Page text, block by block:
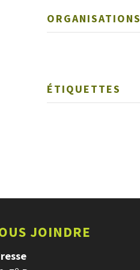
ORGANISATIONS
ÉTIQUETTES
JOINDRE